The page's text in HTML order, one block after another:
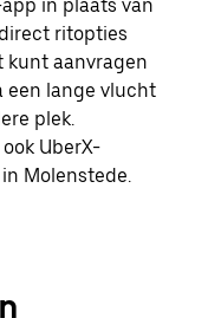
in plaats van
ritopties
kunt aanvragen
een lange vlucht
plek.
UberX-
Molenstede.